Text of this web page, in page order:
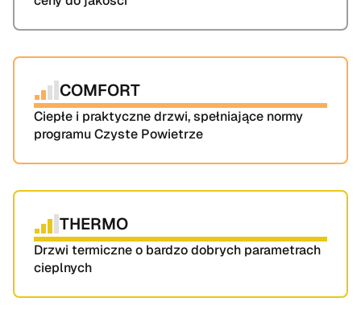
COMFORT
Ciepłe i praktyczne drzwi, spełniające normy
programu Czyste Powietrze
THERMO
Drzwi termiczne o bardzo dobrych parametrach
cieplnych